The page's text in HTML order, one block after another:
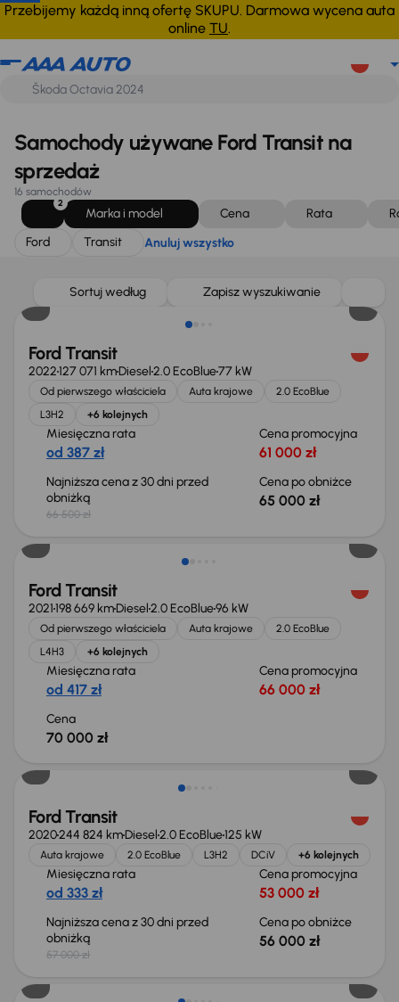
Przebijemy każdą inną ofertę SKUPU. Darmowa wycena auta
online TU.
Ford Transit Anuluj wszystko
Samochody używane Ford Transit na
sprzedaż
16 samochodów
2
Marka i model Cena Rata
Ford
Transit Anuluj wszystko
Sortuj według Zapisz wyszukiwanie
Taniej o 1 500 zł
Ford Transit
2022127 071 kmDiesel2.0 EcoBlue77 kW
Od pierwszego właściciela Auta krajowe
2.0 EcoBlue
L3H2
+6 kolejnych
Miesięczna rata
od 387 zł
Cena promocyjna
61 000 zł
Najniższa cena z 30 dni przed
obniżką
66 500 zł
Cena po obniżce
65 000 zł
Możliwość odliczenia VAT
Ford Transit
2021198 669 kmDiesel2.0 EcoBlue96 kW
Od pierwszego właściciela Auta krajowe
2.0 EcoBlue
L4H3
+6 kolejnych
Miesięczna rata
od 417 zł
Cena promocyjna
66 000 zł
Cena
70 000 zł
Ford Transit
2020244 824 kmDiesel2.0 EcoBlue125 kW
Auta krajowe 2.0 EcoBlue L3H2 DCiV +6 kolejnych
Miesięczna rata
od 333 zł
Cena promocyjna
53 000 zł
Najniższa cena z 30 dni przed
obniżką
57 000 zł
Cena po obniżce
56 000 zł
Taniej o 1 000 zł